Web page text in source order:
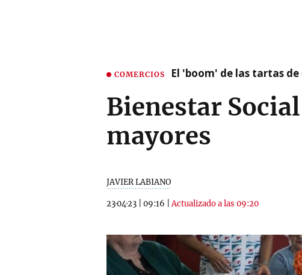
COMERCIOS El 'boom' de las tartas
Bienestar
mayores
JAVIER LABIANO
23·04·23 09:16 |Actualizado a las 09:20